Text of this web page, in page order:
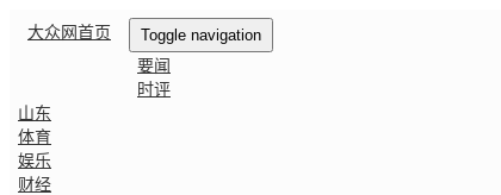
Toggle navigation
大众网首页
要闻
时评
山东
体育
娱乐
财经